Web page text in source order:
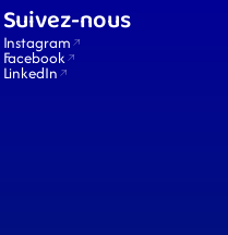
Suivez-nous
Instagram
Facebook
LinkedIn